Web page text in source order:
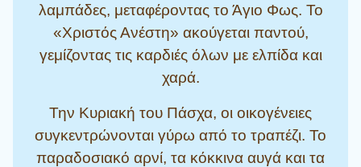
λαμπάδες, μεταφέροντας το Άγιο Φως. Το
«Χριστός Ανέστη» ακούγεται παντού,
γεμίζοντας τις καρδιές όλων με ελπίδα και
χαρά.
Την Κυριακή του Πάσχα, οι οικογένειες
συγκεντρώνονται γύρω από το τραπέζι. Το
παραδοσιακό αρνί, τα κόκκινα αυγά και τα